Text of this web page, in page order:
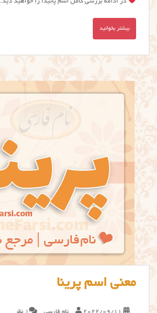
در ادامه بررسی کامل اسم پانيدا را خواهید دید.
بیشتر بخوانید
معنی اسم پرینا